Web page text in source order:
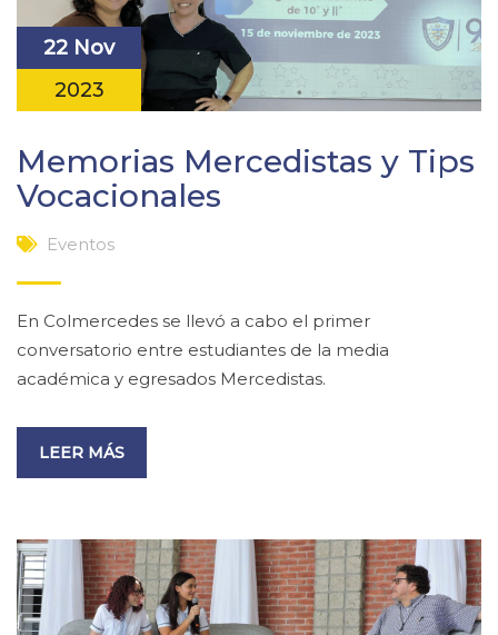
22 Nov
2023
Memorias Mercedistas y Tips
Vocacionales
Eventos
En Colmercedes se llevó a cabo el primer
conversatorio entre estudiantes de la media
académica y egresados Mercedistas.
LEER MÁS